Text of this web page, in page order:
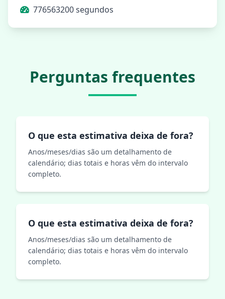
776563200 segundos
Perguntas frequentes
O que esta estimativa deixa de fora?
Anos/meses/dias são um detalhamento de
calendário; dias totais e horas vêm do intervalo
completo.
O que esta estimativa deixa de fora?
Anos/meses/dias são um detalhamento de
calendário; dias totais e horas vêm do intervalo
completo.